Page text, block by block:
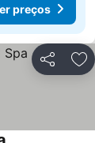
preços
Partilhar